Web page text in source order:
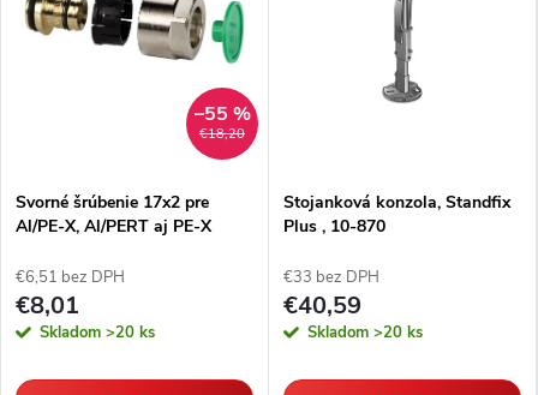
€18,20
–55 %
Svorné šrúbenie 17x2 pre
Al/PE-X, Al/PERT aj PE-X
€6,51 bez DPH
€8,01
Skladom >20 ks
Stojanková konzola, Standfix
Plus , 10-870
€33 bez DPH
€40,59
Skladom >20 ks